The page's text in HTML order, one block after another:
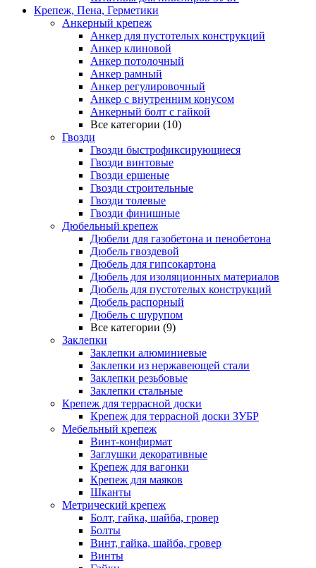
Крепеж, Пена, Герметики
Анкерный крепеж
Анкер для пустотелых конструкций
Анкер клиновой
Анкер потолочный
Анкер рамный
Анкер регулировочный
Анкер с внутренним конусом
Анкерный болт с гайкой
Все категории (10)
Гвозди
Гвозди быстрофиксирующиеся
Гвозди винтовые
Гвозди ершеные
Гвозди строительные
Гвозди толевые
Гвозди финишные
Дюбельный крепеж
Дюбели для газобетона и пенобетона
Дюбель гвоздевой
Дюбель для гипсокартона
Дюбель для изоляционных материалов
Дюбель для пустотелых конструкций
Дюбель распорный
Дюбель с шурупом
Все категории (9)
Заклепки
Заклепки алюминиевые
Заклепки из нержавеющей стали
Заклепки резьбовые
Заклепки стальные
Крепеж для террасной доски
Крепеж для террасной доски ЗУБР
Мебельный крепеж
Винт-конфирмат
Заглушки декоративные
Крепеж для вагонки
Крепеж для маяков
Шканты
Метрический крепеж
Болт, гайка, шайба, гровер
Болты
Винт, гайка, шайба, гровер
Винты